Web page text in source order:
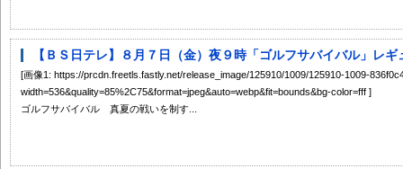
【ＢＳ日テレ】８月７日（金）夜９時「ゴルフサバイバル」レ
[画像1: https://prcdn.freetls.fastly.net/release_image/125910/1009/125910-1009-
width=536&quality=85%2C75&format=jpeg&auto=webp&fit=bounds&bg-color=fff ]
ゴルフサバイバル 真夏の戦いを制す...